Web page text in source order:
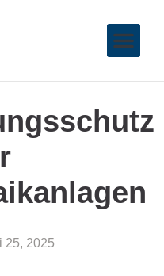
25, 2025